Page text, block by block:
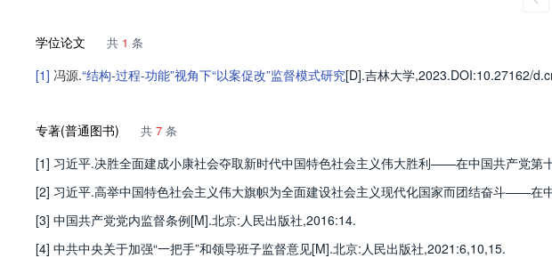
学位论文 共 1 条
[1] 冯源.“结构-过程-功能”视角下“以案促改”监督模式研究[D].吉林大学,2023.DOI:10.27162/
专著(普通图书) 共 7 条
[1] 习近平.决胜全面建成小康社会夺取新时代中国特色社会主义伟大胜利——在中国共产党第
[2] 习近平.高举中国特色社会主义伟大旗帜为全面建设社会主义现代化国家而团结奋斗——在
[3] 中国共产党党内监督条例[M].北京:人民出版社,2016:14.
[4] 中共中央关于加强“一把手”和领导班子监督意见[M].北京:人民出版社,2021:6,10,15.